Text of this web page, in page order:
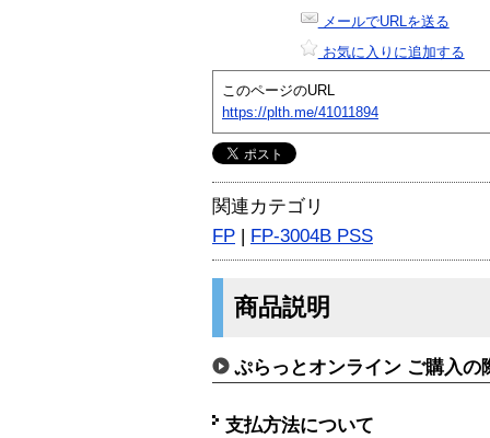
メールでURLを送る
お気に入りに追加する
このページのURL
https://plth.me/41011894
関連カテゴリ
FP | FP-3004B PSS
商品説明
ぷらっとオンライン ご購入の
支払方法について